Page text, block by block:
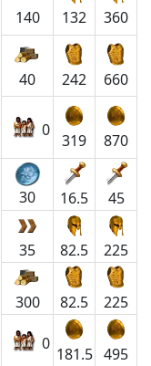
140 132 360
40 242 660
0
319 870
30 16.5 45
35 82.5 225
300 82.5 225
0
181.5 495